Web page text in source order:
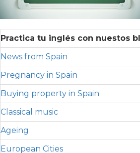
Practica tu inglés con nuestos
News from Spain
Pregnancy in Spain
Buying property in Spain
Classical music
Ageing
European Cities